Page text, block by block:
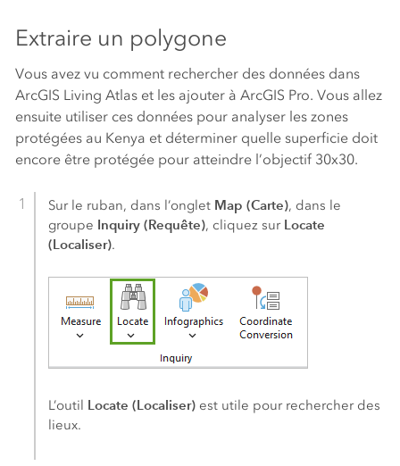
Extraire un polygone
Vous avez vu comment rechercher des données dans
ArcGIS Living Atlaset les ajouter à ArcGIS Pro. Vous allez
ensuite utiliser ces données pour analyser les zones
protégées au Kenya et déterminer quelle superficie doit
encore être protégée pour atteindre l’objectif 30x30.
Sur le ruban, dans l’onglet Map (Carte), dans le
groupe Inquiry (Requête), cliquez sur Locate
(Localiser).
L’outil Locate (Localiser) est utile pour rechercher des
lieux.